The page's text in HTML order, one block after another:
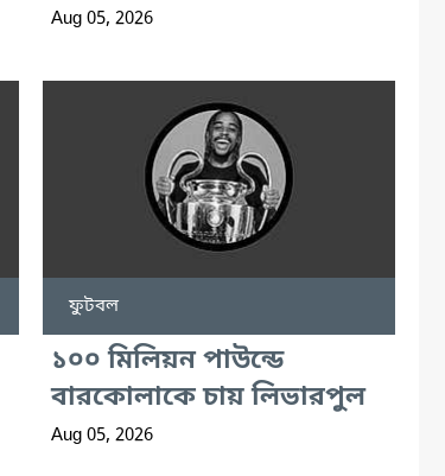
Aug 05, 2026
ফুটবল
১০০ মিলিয়ন পাউন্ডে
বারকোলাকে চায় লিভারপুল
Aug 05, 2026